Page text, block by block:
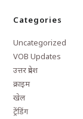
Categories
Uncategorized
VOB Updates
उत्तर प्रदेश
क्राइम
खेल
ट्रेंडिंग